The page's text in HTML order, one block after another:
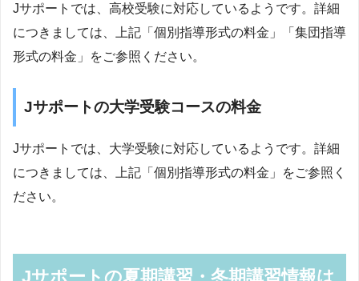
Jサポートでは、高校受験に対応しているようです。詳細
につきましては、上記「個別指導形式の料金」「集団指導
形式の料金」をご参照ください。
Jサポートの大学受験コースの料金
Jサポートでは、大学受験に対応しているようです。詳細
につきましては、上記「個別指導形式の料金」をご参照く
ださい。
Jサポートの夏期講習・冬期講習情報は